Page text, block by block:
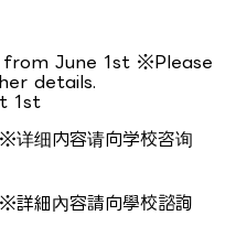
June 1st ※Please
details.
1st
详细内容请向学校咨询
詳細內容請向學校諮詢